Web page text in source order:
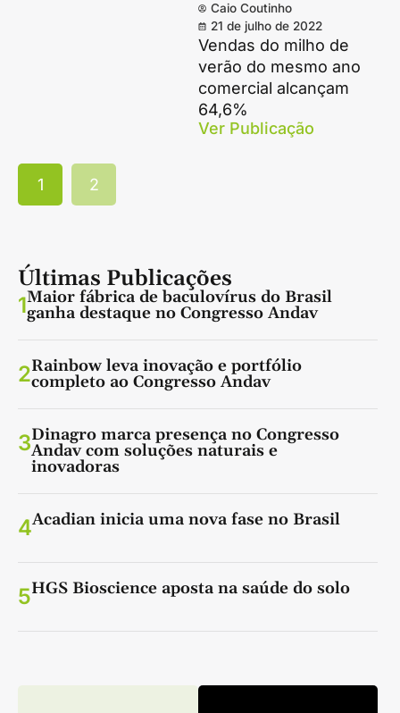
Caio Coutinho
21 de julho de 2022
Vendas do milho de
verão do mesmo ano
comercial alcançam
64,6%
Ver Publicação
1 2
Últimas Publicações
1Maior fábrica de baculovírus do Brasil
ganha destaque no Congresso Andav
2Rainbow leva inovação e portfólio
completo ao Congresso Andav
3Dinagro marca presença no Congresso
Andav com soluções naturais e
inovadoras
4Acadian inicia uma nova fase no Brasil
5HGS Bioscience aposta na saúde do solo